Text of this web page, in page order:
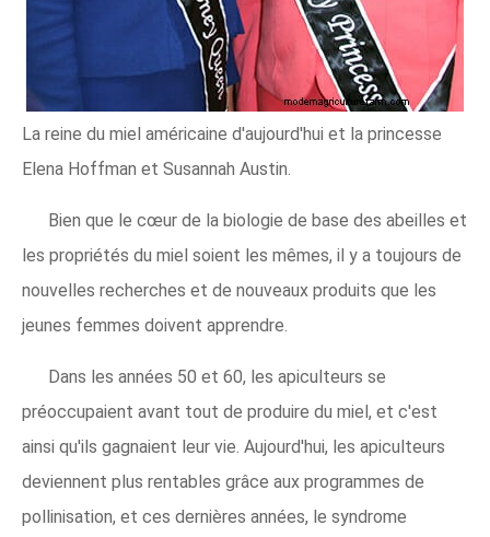
La reine du miel américaine d'aujourd'hui et la princesse
Elena Hoffman et Susannah Austin.
Bien que le cœur de la biologie de base des abeilles et
les propriétés du miel soient les mêmes, il y a toujours de
nouvelles recherches et de nouveaux produits que les
jeunes femmes doivent apprendre.
Dans les années 50 et 60, les apiculteurs se
préoccupaient avant tout de produire du miel, et c'est
ainsi qu'ils gagnaient leur vie. Aujourd'hui, les apiculteurs
deviennent plus rentables grâce aux programmes de
pollinisation, et ces dernières années, le syndrome